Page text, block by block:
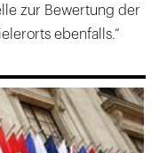
zur Bewertung der
ebenfalls.“